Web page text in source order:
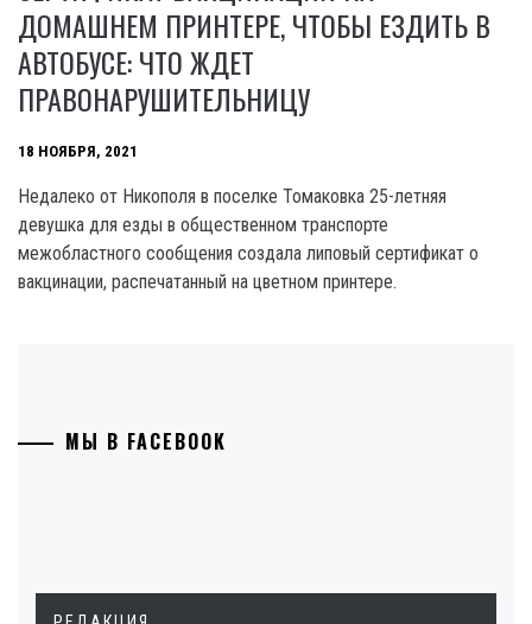
ДОМАШНЕМ ПРИНТЕРЕ, ЧТОБЫ ЕЗДИТЬ В
АВТОБУСЕ: ЧТО ЖДЕТ
ПРАВОНАРУШИТЕЛЬНИЦУ
18 НОЯБРЯ, 2021
Недалеко от Никополя в поселке Томаковка 25-летняя
девушка для езды в общественном транспорте
межобластного сообщения создала липовый сертификат о
вакцинации, распечатанный на цветном принтере.
МЫ В FACEBOOK